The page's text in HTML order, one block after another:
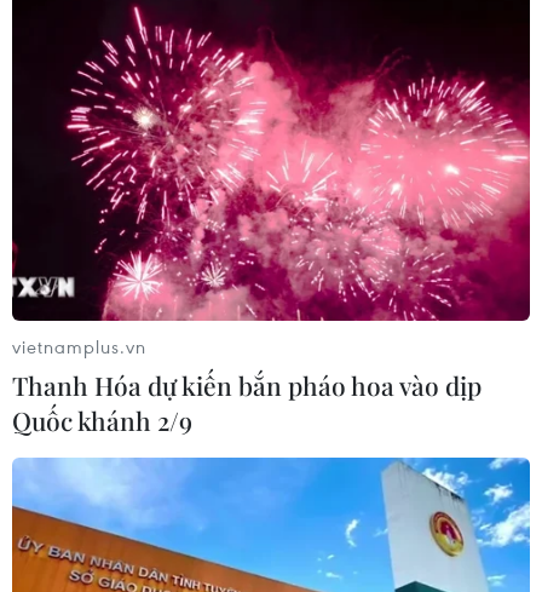
Lễ thượng cờ kỷ niệm 59 năm Ngày
thành lập ASEAN
31/07/2026 04:04
Xem thêm
Tổng Biên tập: TRẦN TIẾN DUẨN
Phó Tổng Biên tập: NGUYỄN THỊ TÁM, KHÚC THANH
THỦY
vietnamplus.vn
Thanh Hóa dự kiến bắn pháo hoa vào dịp
Quốc khánh 2/9